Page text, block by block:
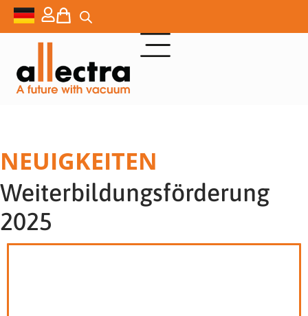
NEUIGKEITEN
Weiterbildungsförderung
2025